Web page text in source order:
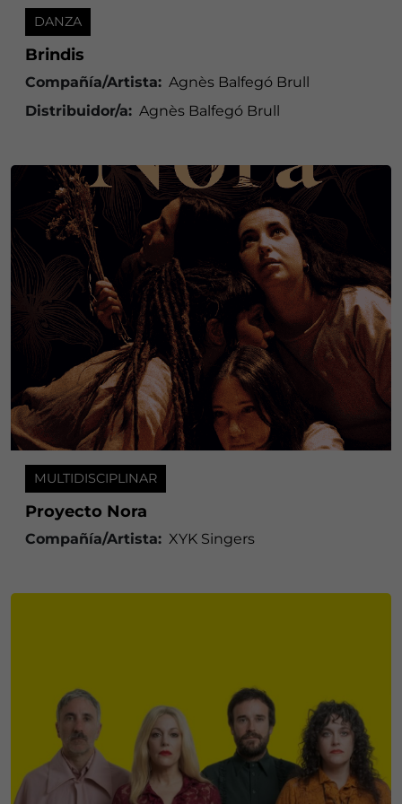
DANZA
Brindis
Compañía/Artista: Agnès Balfegó Brull
Distribuidor/a: Agnès Balfegó Brull
MULTIDISCIPLINAR
Proyecto Nora
Compañía/Artista: XYK Singers